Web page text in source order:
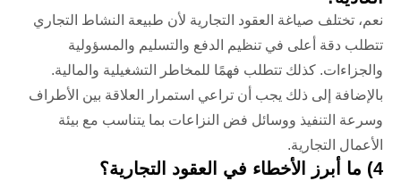
نعم، تختلف صياغة العقود التجارية لأن طبيعة النشاط التجاري
تتطلب دقة أعلى في تنظيم الدفع والتسليم والمسؤولية
والجزاءات. كذلك تتطلب فهمًا للمخاطر التشغيلية والمالية.
بالإضافة إلى ذلك يجب أن تراعي استمرار العلاقة بين الأطراف
وسرعة التنفيذ ووسائل فض النزاعات بما يتناسب مع بيئة
الأعمال التجارية.
4) ما أبرز الأخطاء في العقود التجارية؟